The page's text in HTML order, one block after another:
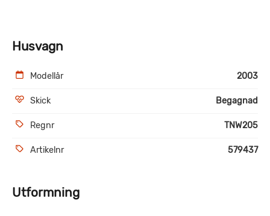
Husvagn
Modellår 2003
Skick Begagnad
Regnr TNW205
Artikelnr 579437
Utformning